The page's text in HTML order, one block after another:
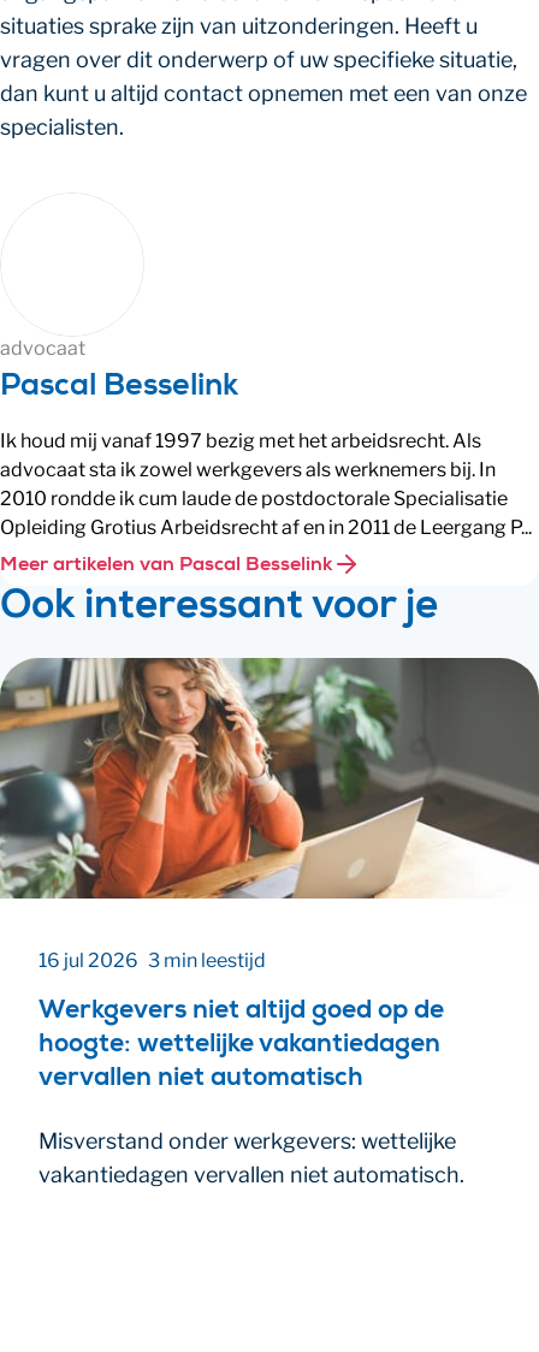
situaties sprake zijn van uitzonderingen. Heeft u
vragen over dit onderwerp of uw specifieke situatie,
dan kunt u altijd contact opnemen met een van onze
specialisten.
advocaat
Pascal Besselink
Ik houd mij vanaf 1997 bezig met het arbeidsrecht. Als
advocaat sta ik zowel werkgevers als werknemers bij. In
2010 rondde ik cum laude de postdoctorale Specialisatie
Opleiding Grotius Arbeidsrecht af en in 2011 de Leergang P...
Meer artikelen van Pascal Besselink
Ook interessant voor je
16 jul 2026 3 min leestijd
Werkgevers niet altijd goed op de
hoogte: wettelijke vakantiedagen
vervallen niet automatisch
Misverstand onder werkgevers: wettelijke
vakantiedagen vervallen niet automatisch.